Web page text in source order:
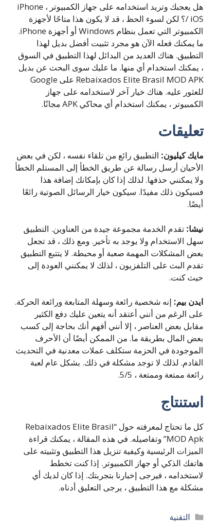
هل يعجبك وتريد استخدامه على جهاز الكمبيوتر ، iPhone
/ iOS؟ لكن لسوء الحظ ، قد لا يكون هذا متاحًا لأجهزة
الكمبيوتر التي تعمل بنظام Windows أو أجهزة iPhone.
ما يمكنك فعله الآن هو مجرد تثبيت أفضل بديل لهذا
التطبيق. هناك العديد من البدائل لهذا التطبيق في السوق
، يمكنك استخدام أي منها. ما عليك سوى البحث عن بديل
Rebaixados Elite Brasil MOD APK على Google
للعثور عليه. هناك خيار آخر لاستخدامه على جهاز
الكمبيوتر ، يمكنك استخدام أي محاكي APK مجانًا.
تعليقات
مايك كيليون: التطبيق رائع من تلقاء نفسه ، لكن في بعض
الأحيان أرسل رسالة عن طريق الخطأ إلى المستلم الخطأ
ولا يمكنني حذفها. لذلك إذا كان بإمكانك إضافة هذا
فسيكون ذلك مفيدًا. سيكون خيار الرسائل الصوتية رائعًا
أيضًا.
نيشا: تقدم الخدمة مجموعة جيدة من العناوين. التطبيق
سهل الاستخدام ولا يوجد به تأخير. ومع ذلك ، قد تجعل
بعض المشكلات المهمة صعبة أو محبطة. لا يتتبع التطبيق
تقدم البث على التلفزيون ، لذلك لا يمكنني العودة إلى
حيث كنت.
ايدن بيم: إنه شخصية رائعة وسهلة المتابعة ورائعة الحركة.
على الرغم من أنني أعتقد أنه يتعين عليك دفع الكثير
مقابل بعض العناصر ، إلا أنني أفهم أنك بحاجة إلى كسب
بعض المال بطريقة ما. من الممكن أيضًا أن الأحرف
الموجودة في الحزمة ستكلف عملات معدنية في التحديث
القادم. لذلك لا توجد مشكلة في ذلك. بشكل عام لعبة
رائعة ممتعة وممتعة ، 5/5.
استنتاج
كل ما تحتاج لمعرفته حول “Rebaixados Elite Brasil
MOD Apk” وتفاصيله. في هذه المقالة ، يمكنك قراءة
الميزات الرئيسية وكيفية تنزيل هذا التطبيق وتثبيته على
هاتفك الذكي أو جهاز الكمبيوتر. إذا كنت تخطط
لاستخدامه ، فيرجى إخبارنا بتجربتك. إذا كان لديك أي
مشكلة مع هذا التطبيق ، يرجى التعليق أدناه.
التصنيفات
التقنية